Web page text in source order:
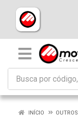
INÍCIO OUTROS